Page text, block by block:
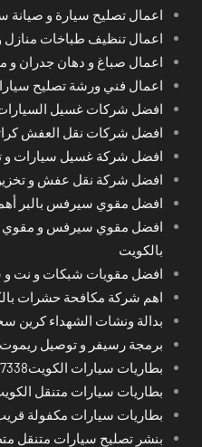
اعمال تصليح سيارة و صيانة
اعمال تنظيف طباخات منازل
اعمال صباغ و دهان جدران و
اعمال فني ورشة تصليح
افضل شركات غسيل
افضل شركات نقل العفش
افضل شركة غسيل سيارات و
افضل شركة نقل عفش و تخزين
افضل مقوي سيرفس بالبر
افضل مقوي سيرفس و مقوي
بالكويت
افضل مقويات شبكات و نت
اهم شركة مكافحة حشرات
بدالة ونشات الشهداء كرين
برمجة رسيفر و توصيل ريموت 24 ساعة في محافظات الكويت
بطاريات سيارات الكويت52227338
بطاريات سيارات متنقل
بطاريات سيارات مكفولة